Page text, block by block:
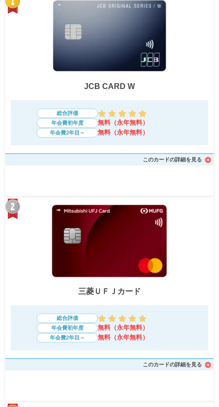
JCB CARD W
総合評価
年会費初年度
無料（永年無料）
年会費2年目～ 無料（永年無料）
このカードの詳細を見る
三菱ＵＦＪカード
総合評価
年会費初年度
無料（永年無料）
年会費2年目～ 無料（永年無料）
このカードの詳細を見る